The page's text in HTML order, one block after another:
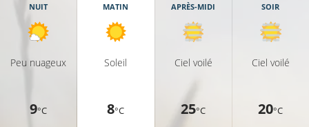
NUIT
Peu nuageux
9°C
MATIN
Soleil
8°C
APRÈS-MIDI
Ciel voilé
25°C
SOIR
Ciel voilé
20°C
10°C